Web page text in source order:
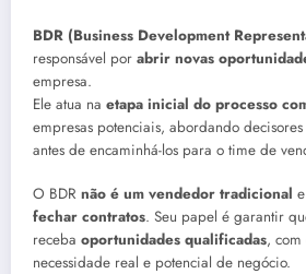
BDR (Business Development
responsável por abrir novas
empresa.
Ele atua na etapa inicial do processo
empresas potenciais, abordando
antes de encaminhá-los para o time de
O BDR não é um vendedor tradicional e
fechar contratos. Seu papel é garantir
receba oportunidades qualificadas, com
necessidade real e potencial de negócio.